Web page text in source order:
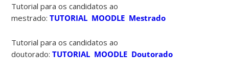
Tutorial para os candidatos ao
mestrado:TUTORIAL MOODLE Mestrado
Tutorial para os candidatos ao
doutorado:TUTORIAL MOODLE Doutorado